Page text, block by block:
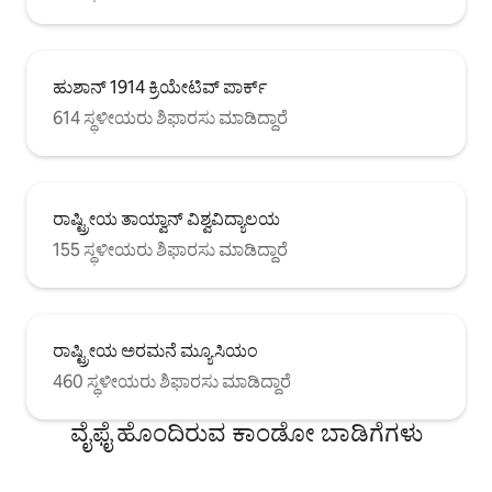
ಹುಶಾನ್ 1914 ಕ್ರಿಯೇಟಿವ್ ಪಾರ್ಕ್
614 ಸ್ಥಳೀಯರು ಶಿಫಾರಸು ಮಾಡಿದ್ದಾರೆ
ರಾಷ್ಟ್ರೀಯ ತಾಯ್ವಾನ್ ವಿಶ್ವವಿದ್ಯಾಲಯ
155 ಸ್ಥಳೀಯರು ಶಿಫಾರಸು ಮಾಡಿದ್ದಾರೆ
ರಾಷ್ಟ್ರೀಯ ಅರಮನೆ ಮ್ಯೂಸಿಯಂ
460 ಸ್ಥಳೀಯರು ಶಿಫಾರಸು ಮಾಡಿದ್ದಾರೆ
ವೈಫೈ ಹೊಂದಿರುವ ಕಾಂಡೋ ಬಾಡಿಗೆಗಳು